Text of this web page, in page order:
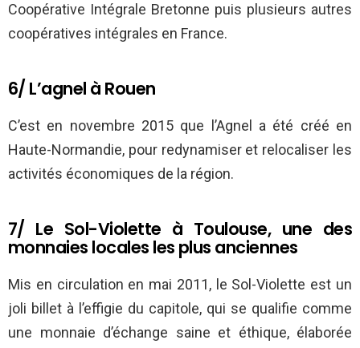
Coopérative Intégrale Bretonne puis plusieurs autres
coopératives intégrales en France.
6/ L’agnel à Rouen
C’est en novembre 2015 que l’Agnel a été créé en
Haute-Normandie, pour redynamiser et relocaliser les
activités économiques de la région.
7/ Le Sol-Violette à Toulouse, une des
monnaies locales les plus anciennes
Mis en circulation en mai 2011, le Sol-Violette est un
joli billet à l’effigie du capitole, qui se qualifie comme
une monnaie d’échange saine et éthique, élaborée